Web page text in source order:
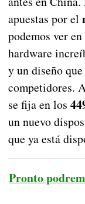
apuestas por el
podemos ver
hardware
y un diseño
competidores.
se fija en los
un nuevo
que ya está
Pronto